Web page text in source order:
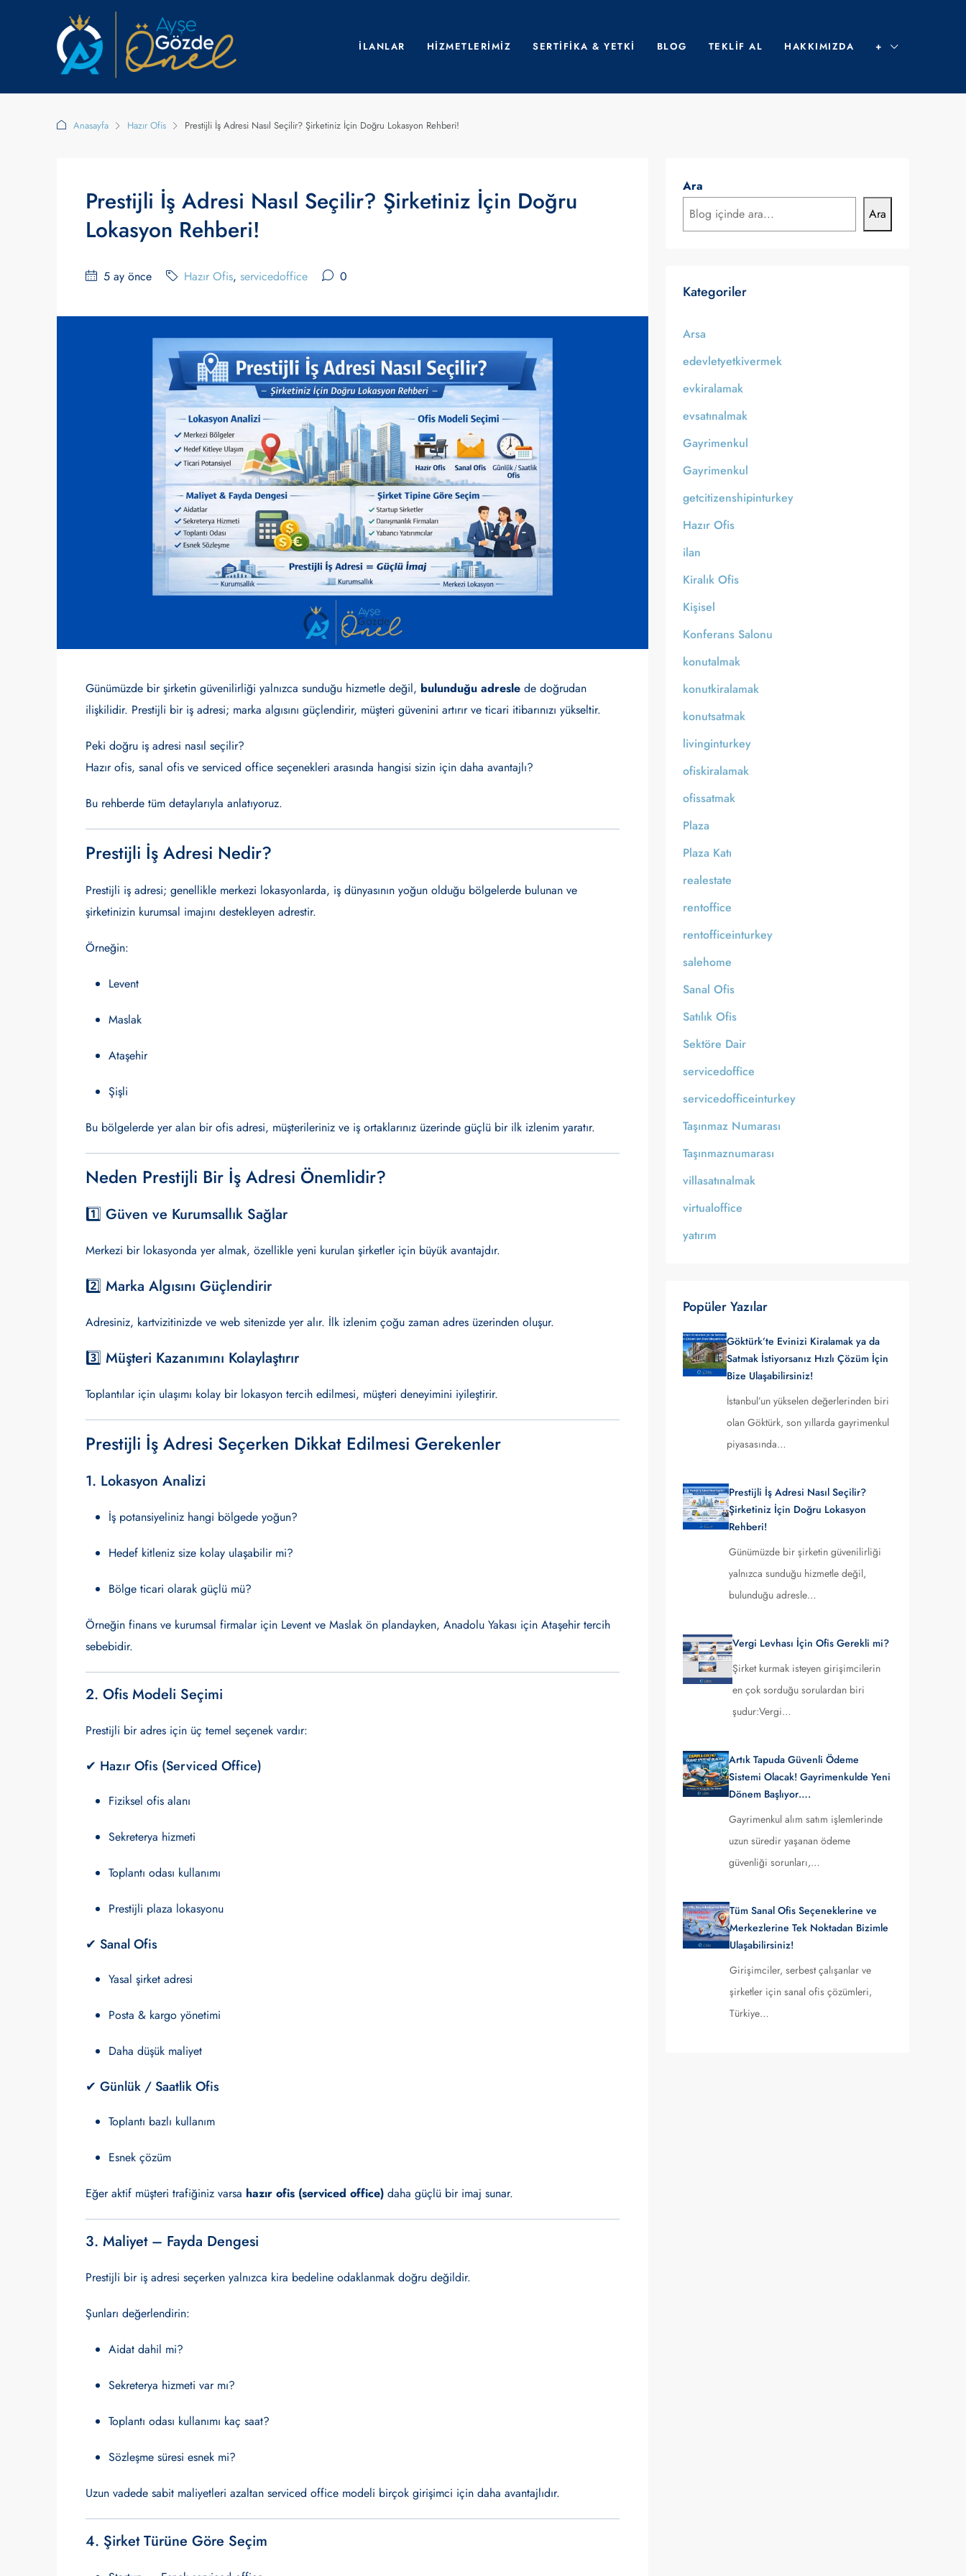
İLANLAR HIZMETLERIMIZ SERTIFIKA & YETKI BLOG TEKLIF AL HAKKIMIZDA +
Anasayfa Hazır Ofis Prestijli İş Adresi Nasıl Seçilir? Şirketiniz İçin Doğru Lokasyon Rehberi!
Prestijli İş Adresi Nasıl Seçilir? Şirketiniz İçin Doğru
Lokasyon Rehberi!
5 ay önce Hazır Ofis, servicedoffice 0
Günümüzde bir şirketin güvenilirliği yalnızca sunduğu hizmetle değil, bulunduğu adresle de doğrudan
ilişkilidir. Prestijli bir iş adresi; marka algısını güçlendirir, müşteri güvenini artırır ve ticari itibarınızı yükseltir.
Peki doğru iş adresi nasıl seçilir?
Hazır ofis, sanal ofis ve serviced office seçenekleri arasında hangisi sizin için daha avantajlı?
Bu rehberde tüm detaylarıyla anlatıyoruz.
Prestijli İş Adresi Nedir?
Prestijli iş adresi; genellikle merkezi lokasyonlarda, iş dünyasının yoğun olduğu bölgelerde bulunan ve
şirketinizin kurumsal imajını destekleyen adrestir.
Örneğin:
Levent
Maslak
Ataşehir
Şişli
Bu bölgelerde yer alan bir ofis adresi, müşterileriniz ve iş ortaklarınız üzerinde güçlü bir ilk izlenim yaratır.
Neden Prestijli Bir İş Adresi Önemlidir?
1️⃣ Güven ve Kurumsallık Sağlar
Merkezi bir lokasyonda yer almak, özellikle yeni kurulan şirketler için büyük avantajdır.
2️⃣ Marka Algısını Güçlendirir
Adresiniz, kartvizitinizde ve web sitenizde yer alır. İlk izlenim çoğu zaman adres üzerinden oluşur.
3️⃣ Müşteri Kazanımını Kolaylaştırır
Toplantılar için ulaşımı kolay bir lokasyon tercih edilmesi, müşteri deneyimini iyileştirir.
Prestijli İş Adresi Seçerken Dikkat Edilmesi Gerekenler
1. Lokasyon Analizi
İş potansiyeliniz hangi bölgede yoğun?
Hedef kitleniz size kolay ulaşabilir mi?
Bölge ticari olarak güçlü mü?
Örneğin finans ve kurumsal firmalar için Levent ve Maslak ön plandayken, Anadolu Yakası için Ataşehir tercih
sebebidir.
2. Ofis Modeli Seçimi
Prestijli bir adres için üç temel seçenek vardır:
✔ Hazır Ofis (Serviced Office)
Fiziksel ofis alanı
Sekreterya hizmeti
Toplantı odası kullanımı
Prestijli plaza lokasyonu
✔ Sanal Ofis
Yasal şirket adresi
Posta & kargo yönetimi
Daha düşük maliyet
✔ Günlük / Saatlik Ofis
Toplantı bazlı kullanım
Esnek çözüm
Eğer aktif müşteri trafiğiniz varsa hazır ofis (serviced office) daha güçlü bir imaj sunar.
3. Maliyet – Fayda Dengesi
Prestijli bir iş adresi seçerken yalnızca kira bedeline odaklanmak doğru değildir.
Şunları değerlendirin:
Aidat dahil mi?
Sekreterya hizmeti var mı?
Toplantı odası kullanımı kaç saat?
Sözleşme süresi esnek mi?
Uzun vadede sabit maliyetleri azaltan serviced office modeli birçok girişimci için daha avantajlıdır.
4. Şirket Türüne Göre Seçim
Ara
Ara
Kategoriler
Arsa
edevletyetkivermek
evkiralamak
evsatınalmak
Gayrimenkul
Gayrimenkul
getcitizenshipinturkey
Hazır Ofis
ilan
Kiralık Ofis
Kişisel
Konferans Salonu
konutalmak
konutkiralamak
konutsatmak
livinginturkey
ofiskiralamak
ofissatmak
Plaza
Plaza Katı
realestate
rentoffice
rentofficeinturkey
salehome
Sanal Ofis
Satılık Ofis
Sektöre Dair
servicedoffice
servicedofficeinturkey
Taşınmaz Numarası
Taşınmaznumarası
villasatınalmak
virtualoffice
yatırım
Popüler Yazılar
Göktürk’te Evinizi Kiralamak ya da
Satmak İstiyorsanız Hızlı Çözüm İçin
Bize Ulaşabilirsiniz!
İstanbul’un yükselen değerlerinden biri
olan Göktürk, son yıllarda gayrimenkul
piyasasında…
Prestijli İş Adresi Nasıl Seçilir?
Şirketiniz İçin Doğru Lokasyon
Rehberi!
Günümüzde bir şirketin güvenilirliği
yalnızca sunduğu hizmetle değil,
bulunduğu adresle…
Vergi Levhası İçin Ofis Gerekli mi?
Şirket kurmak isteyen girişimcilerin
en çok sorduğu sorulardan biri
şudur:Vergi…
Artık Tapuda Güvenli Ödeme
Sistemi Olacak! Gayrimenkulde Yeni
Dönem Başlıyor….
Gayrimenkul alım satım işlemlerinde
uzun süredir yaşanan ödeme
güvenliği sorunları,…
Tüm Sanal Ofis Seçeneklerine ve
Merkezlerine Tek Noktadan Bizimle
Ulaşabilirsiniz!
Girişimciler, serbest çalışanlar ve
şirketler için sanal ofis çözümleri,
Türkiye…